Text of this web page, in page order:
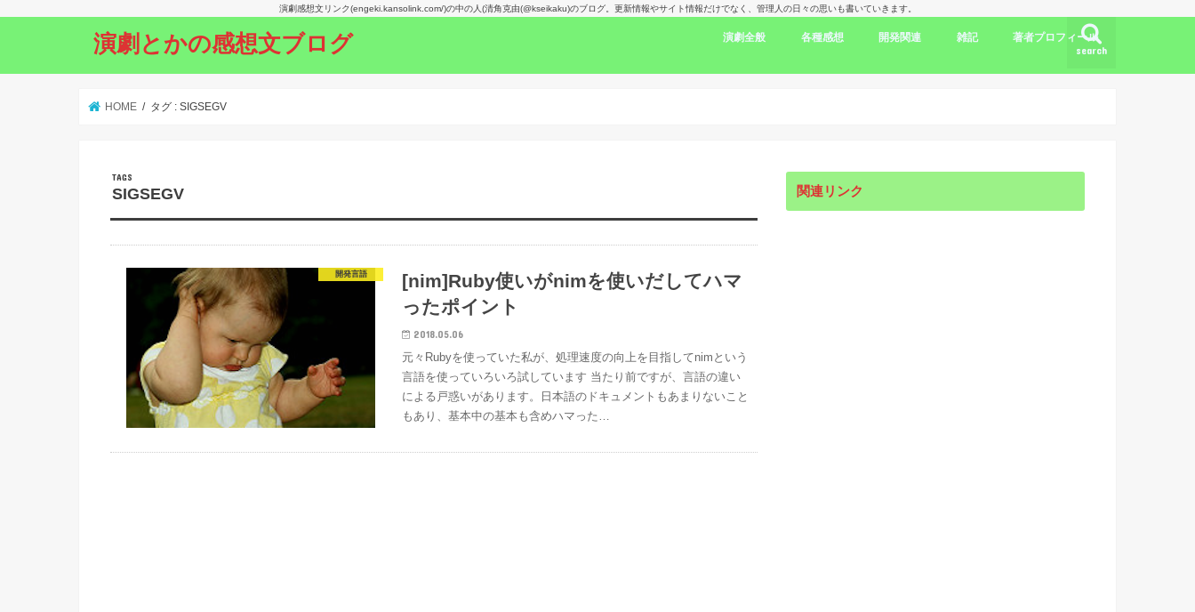
演劇感想文リンク(engeki.kansolink.com/)の中の人(清角克由(@kseikaku)のブログ。更新情報やサイト情報だけでなく、管理人の日々の思いも書いていきます。
演劇とかの感想文ブログ search
演劇全般
演劇感想文リンク
舞台で見た人のドラマ出演情報
楽しみな舞台！
演劇賞
各種感想
劇評 海外劇評
書評 KDP
映画評
旅行記
開発関連
開発言語
iPhone/Mac
WordPress
Ubuntu
集合知/人工知能
雑記
日本
アメリカ
韓国
中国
著者プロフィール
HOME タグ : SIGSEGV
SIGSEGV
開発言語
[nim]Ruby使いがnimを使いだしてハマ
ったポイント
2018.05.06
元々Rubyを使っていた私が、処理速度の向上を目指してnimという
言語を使っていろいろ試しています 当たり前ですが、言語の違い
による戸惑いがあります。日本語のドキュメントもあまりないこと
もあり、基本中の基本も含めハマった…
関連リンク